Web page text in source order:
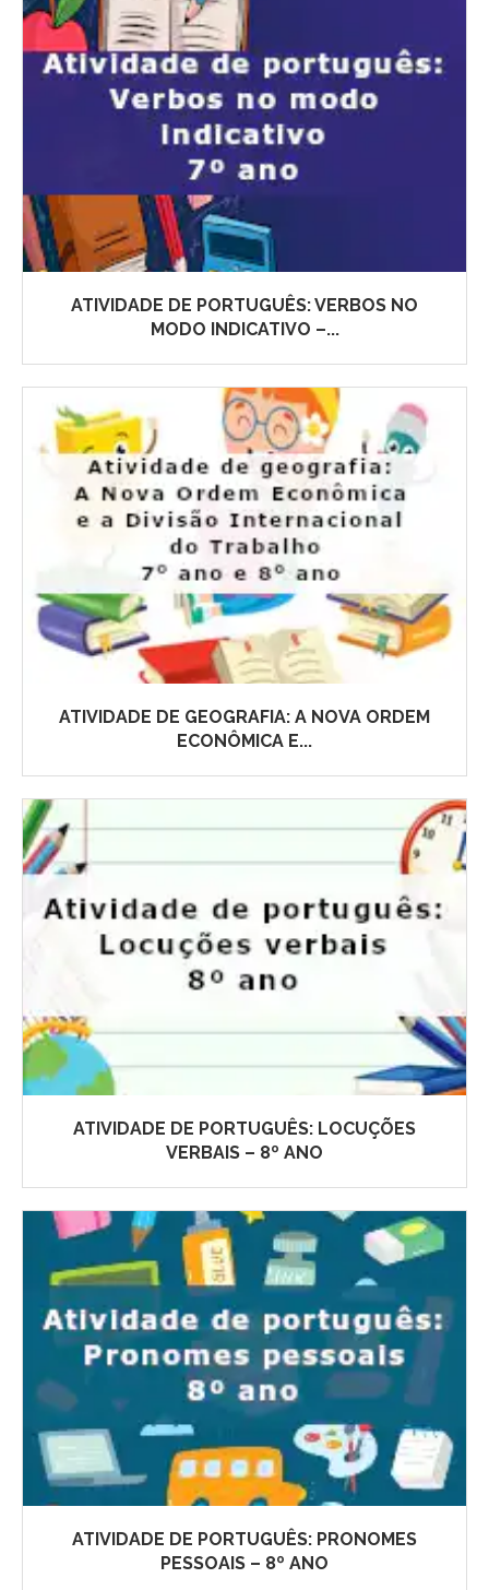
ATIVIDADE DE PORTUGUÊS: VERBOS NO
MODO INDICATIVO –...
ATIVIDADE DE GEOGRAFIA: A NOVA ORDEM
ECONÔMICA E...
ATIVIDADE DE PORTUGUÊS: LOCUÇÕES
VERBAIS – 8º ANO
ATIVIDADE DE PORTUGUÊS: PRONOMES
PESSOAIS – 8º ANO